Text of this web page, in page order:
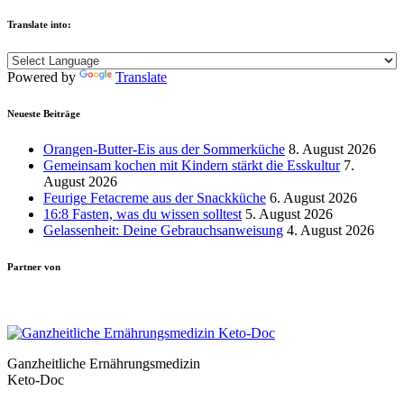
Translate into:
Powered by Translate
Neueste Beiträge
Orangen-Butter-Eis aus der Sommerküche 8. August 2026
Gemeinsam kochen mit Kindern stärkt die Esskultur 7.
August 2026
Feurige Fetacreme aus der Snackküche 6. August 2026
16:8 Fasten, was du wissen solltest 5. August 2026
Gelassenheit: Deine Gebrauchsanweisung 4. August 2026
Partner von
Ganzheitliche Ernährungsmedizin
Keto-Doc